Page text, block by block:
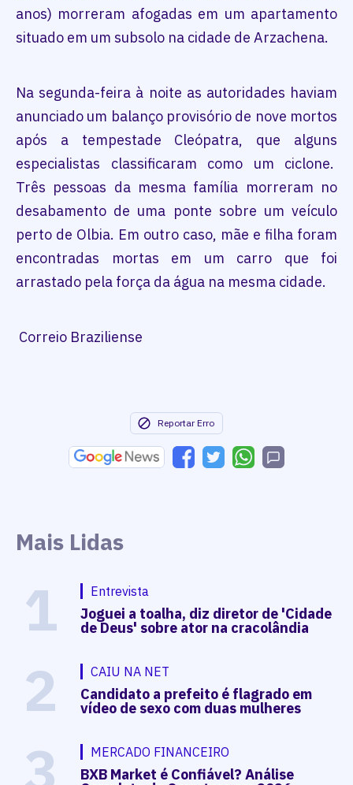
anos) morreram afogadas em um apartamento
situado em um subsolo na cidade de Arzachena.
Na segunda-feira à noite as autoridades haviam
anunciado um balanço provisório de nove mortos
após a tempestade Cleópatra, que alguns
especialistas classificaram como um ciclone.
Três pessoas da mesma família morreram no
desabamento de uma ponte sobre um veículo
perto de Olbia. Em outro caso, mãe e filha foram
encontradas mortas em um carro que foi
arrastado pela força da água na mesma cidade.
Correio Braziliense
Reportar Erro
Mais Lidas
1 Entrevista
Joguei a toalha, diz diretor de 'Cidade
de Deus' sobre ator na cracolândia
2 CAIU NA NET
Candidato a prefeito é flagrado em
vídeo de sexo com duas mulheres
3 MERCADO FINANCEIRO
BXB Market é Confiável? Análise